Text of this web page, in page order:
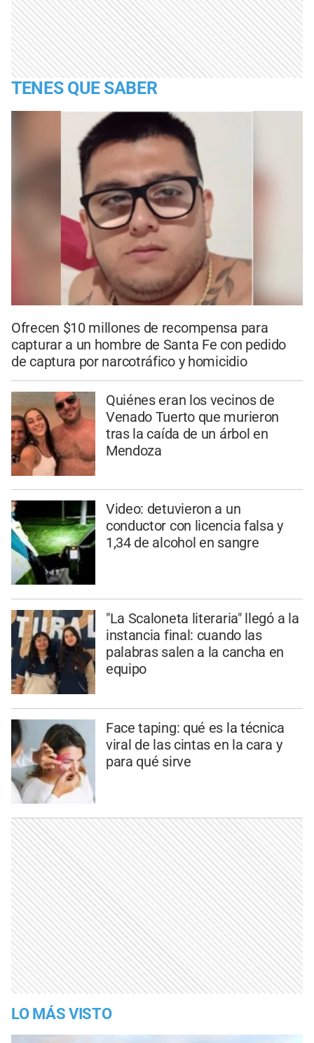
TENES QUE SABER
Ofrecen $10 millones de recompensa para
capturar a un hombre de Santa Fe con pedido
de captura por narcotráfico y homicidio
Quiénes eran los vecinos de
Venado Tuerto que murieron
tras la caída de un árbol en
Mendoza
Video: detuvieron a un
conductor con licencia falsa y
1,34 de alcohol en sangre
"La Scaloneta literaria" llegó a la
instancia final: cuando las
palabras salen a la cancha en
equipo
Face taping: qué es la técnica
viral de las cintas en la cara y
para qué sirve
LO MÁS VISTO